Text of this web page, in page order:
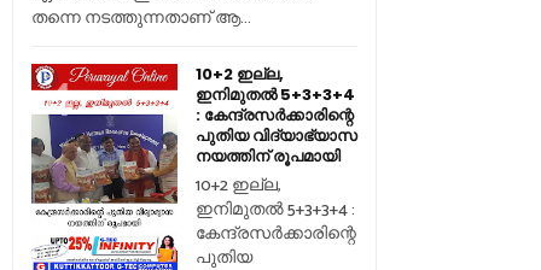
തന്നെ നടത്തുന്നതാണ് ആ...
10+2 ഇല്ല,
ഇനിമുതൽ 5+3+3+4
: കേന്ദ്രസർക്കാരിന്റെ
പുതിയ വിദ്യാഭ്യാസ
നയത്തിന് രൂപമായി
10+2 ഇല്ല,
ഇനിമുതൽ 5+3+3+4 :
കേന്ദ്രസർക്കാരിന്റെ
പുതിയ